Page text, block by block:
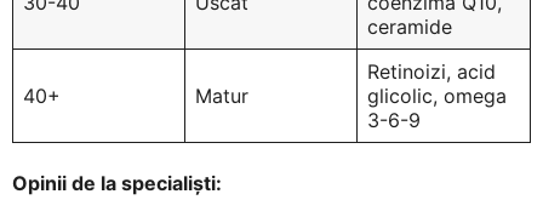
ceramide
40+ Matur
Retinoizi, acid
glicolic, omega
3-6-9
Opinii de la specialiști: